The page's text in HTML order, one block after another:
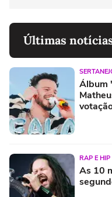
Últimas
Álbum
RAP E
As 10